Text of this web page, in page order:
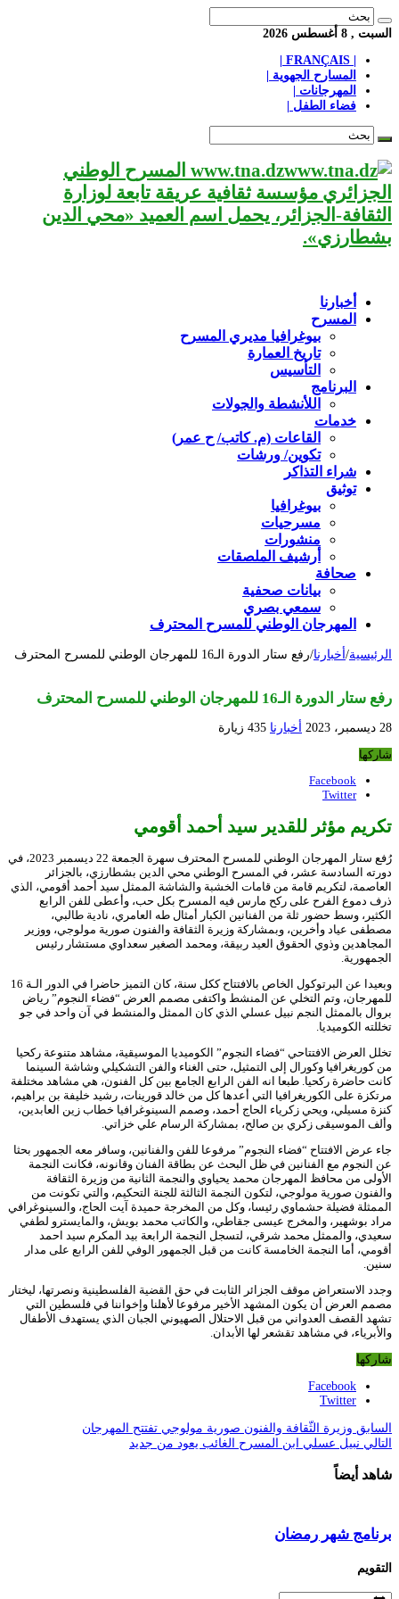
السبت , 8 أغسطس 2026
المسارح الجهوية |
المهرجانات |
فضاء الطفل |
www.tna.dz المسرح الوطني
الجزائري مؤسسة ثقافية عريقة تابعة لوزارة
الثقافة-الجزائر، يحمل اسم العميد «محي الدين
بشطارزي».
أخبارنا
المسرح
بيوغرافيا مديري المسرح
تاريخ العمارة
التأسيس
البرنامج
اللأنشطة والجولات
خدمات
القاعات (م. كاتب/ ح عمر)
تكوين/ ورشات
شراء التذاكر
توثيق
بيوغرافيا
مسرحيات
منشورات
أرشيف الملصقات
صحافة
بيانات صحفية
سمعي بصري
المهرجان الوطني للمسرح المحترف
الرئيسية/ أخبارنا/رفع ستار الدورة الـ16 للمهرجان الوطني للمسرح المحترف
رفع ستار الدورة الـ16 للمهرجان الوطني للمسرح المحترف
28 ديسمبر، 2023 أخبارنا 435 زيارة
شاركها
Facebook
Twitter
تكريم مؤثر للقدير سيد أحمد أقومي
رُفع ستار المهرجان الوطني للمسرح المحترف سهرة الجمعة 22 ديسمبر 2023، في
دورته السادسة عشر، في المسرح الوطني محي الدين بشطارزي، بالجزائر
العاصمة، لتكريم قامة من قامات الخشبة والشاشة الممثل سيد أحمد أقومي، الذي
ذرف دموع الفرح على ركح مارس فيه المسرح بكل حب، وأعطى للفن الرابع
الكثير، وسط حضور ثلة من الفنانين الكبار أمثال طه العامري، نادية طالبي،
مصطفى عياد وأخرين، وبمشاركة وزيرة الثقافة والفنون صورية مولوجي، ووزير
المجاهدين وذوي الحقوق العيد ربيقة، ومحمد الصغير سعداوي مستشار رئيس
الجمهورية.
وبعيدا عن البرتوكول الخاص بالافتتاح ككل سنة، كان التميز حاضرا في الدور الـة 16
للمهرجان، وتم التخلي عن المنشط واكتفى مصمم العرض “فضاء النجوم” رياض
بروال بالممثل النجم نبيل عسلي الذي كان الممثل والمنشط في آن واحد في جو
تخللته الكوميديا.
تخلل العرض الافتتاحي “فضاء النجوم” الكوميديا الموسيقية، مشاهد متنوعة ركحيا
من كوريغرافيا وكورال إلى التمثيل، حتى الغناء والفن التشكيلي وشاشة السينما
كانت حاضرة ركحيا. طبعا انه الفن الرابع الجامع بين كل الفنون، هي مشاهد مختلفة
مرتكزة على الكوريغرافيا التي أعدها كل من خالد قورينات، رشيد خليفة بن براهيم،
كنزة مسيلي، ويحي زكرياء الحاج أحمد، وصمم السينوغرافيا خطاب زين العابدين،
وألف الموسيقى زكري بن صالح، بمشاركة الرسام علي خزاتي.
جاء عرض الافتتاح “فضاء النجوم” مرفوعا للفن والفنانين، وسافر معه الجمهور بحثا
عن النجوم مع الفنانين في ظل البحث عن بطاقة الفنان وقانونه، فكانت النجمة
الأولى من محافظ المهرجان محمد يحياوي والنجمة الثانية من وزيرة الثقافة
والفنون صورية مولوجي، لتكون النجمة الثالثة للجنة التحكيم، والتي تكونت من
الممثلة فضيلة حشماوي رئيسا، وكل من المخرجة حميدة آيت الحاج، والسينوغرافي
مراد بوشهير، والمخرج عيسى جقاطي، والكاتب محمد بويش، والمايسترو لطفي
سعيدي، والممثل محمد شرقي، لتسجل النجمة الرابعة بيد المكرم سيد احمد
أقومي، أما النجمة الخامسة كانت من قبل الجمهور الوفي للفن الرابع على مدار
سنين.
وجدد الاستعراض موقف الجزائر الثابت في حق القضية الفلسطينية ونصرتها، ليختار
مصمم العرض أن يكون المشهد الأخير مرفوعا لأهلنا وإخواننا في فلسطين التي
تشهد القصف العدواني من قبل الاحتلال الصهيوني الجبان الذي يستهدف الأطفال
والأبرياء، في مشاهد تقشعر لها الأبدان.
شاركها
Facebook
Twitter
السابق وزيرة الثّقافة والفنون صورية مولوجي تفتتح المهرجان
التالي نبيل عسلي ابن المسرح الغائب يعود من جديد
شاهد أيضاً
برنامج شهر رمضان
التقويم